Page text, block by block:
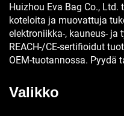
Huizhou Eva Bag Co.,
koteloita ja muovattuja
elektroniikka-, kauneus- ja
REACH-/CE-sertifioidut
OEM-tuotannossa. Pyydä
Valikko